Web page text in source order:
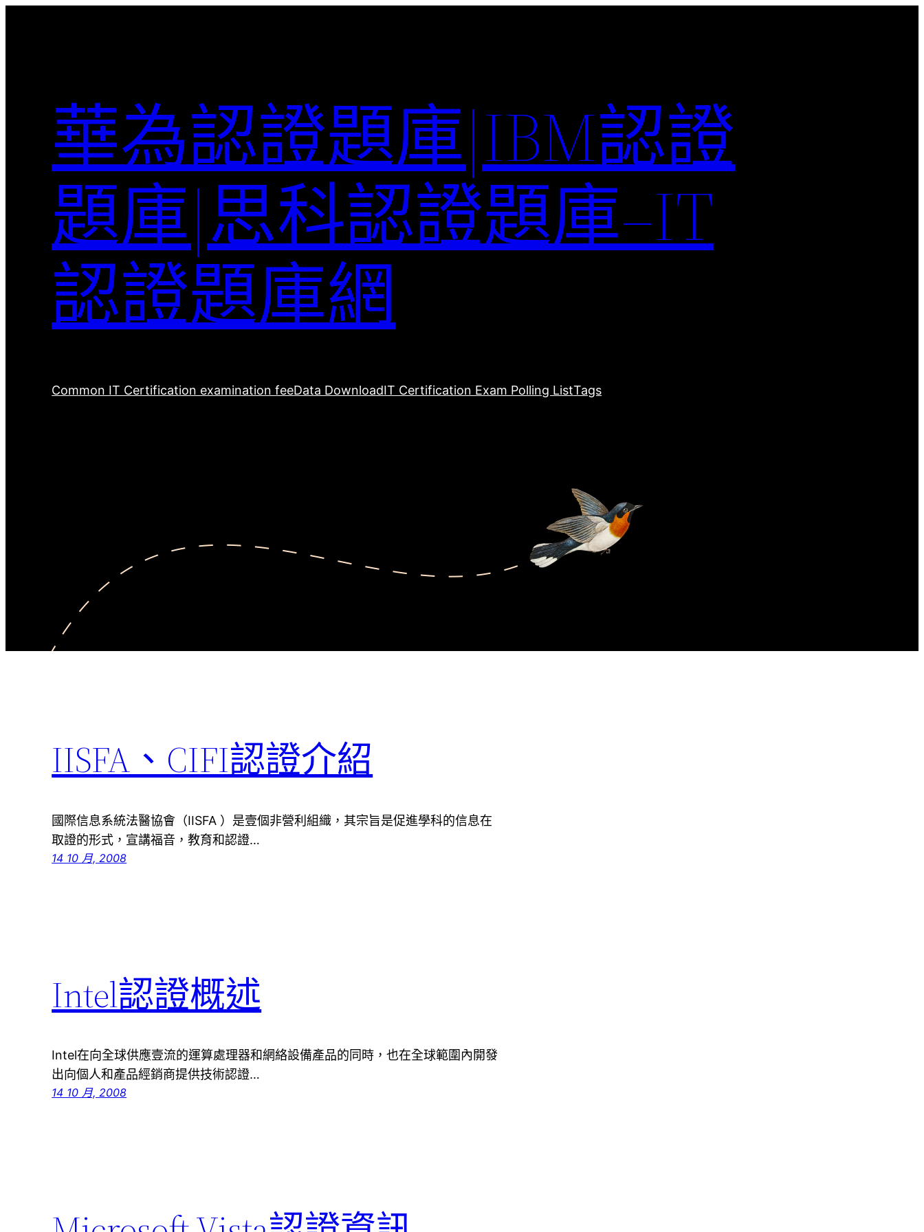
華為認證題庫|IBM認證
題庫|思科認證題庫–IT
認證題庫網
Common IT Certification examination feeData DownloadIT Certification Exam Polling ListTags
IISFA、CIFI認證介紹
國際信息系統法醫協會（IISFA ）是壹個非營利組織，其宗旨是促進學科的信息在
取證的形式，宣講福音，教育和認證…
14 10 月, 2008
Intel認證概述
Intel在向全球供應壹流的運算處理器和網絡設備產品的同時，也在全球範圍內開發
出向個人和產品經銷商提供技術認證…
14 10 月, 2008